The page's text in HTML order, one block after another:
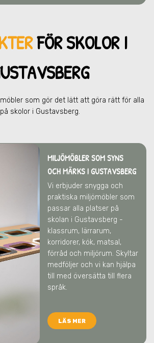
FÖR SKOLOR I
som gör det lätt att göra rätt för alla
på skolor i Gustavsberg.
MILJÖMÖBLER SOM SYNS
OCH MÄRKSI GUSTAVSBERG
Vi erbjuder snygga och
praktiska miljömöbler som
passar alla platser på
skolan i Gustavsberg -
klassrum, lärrarum,
korridorer, kök, matsal,
förråd och miljörum. Skyltar
medföljer och vi kan hjälpa
till med översätta till flera
språk.
LÄS MER